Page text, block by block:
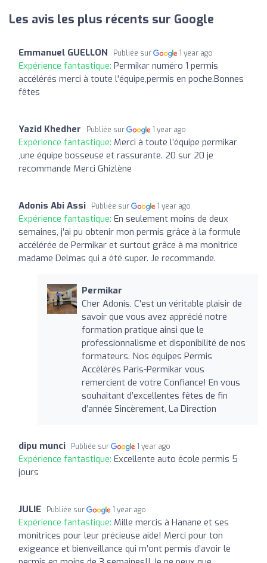
Les avis les plus récents sur Google
Emmanuel GUELLON Publiée sur 1 year ago
Expérience fantastique: Permikar numéro 1 permis
accélérés merci à toute l'équipe,permis en poche.Bonnes
fêtes
Yazid Khedher Publiée sur 1 year ago
Expérience fantastique: Merci à toute l’équipe permikar
,une équipe bosseuse et rassurante. 20 sur 20 je
recommande Merci Ghizlène
Adonis Abi Assi Publiée sur 1 year ago
Expérience fantastique: En seulement moins de deux
semaines, j’ai pu obtenir mon permis grâce à la formule
accélérée de Permikar et surtout grâce à ma monitrice
madame Delmas qui a été super. Je recommande.
Permikar
Cher Adonis, C'est un véritable plaisir de
savoir que vous avez apprécié notre
formation pratique ainsi que le
professionnalisme et disponibilité de nos
formateurs. Nos équipes Permis
Accélérés Paris-Permikar vous
remercient de votre Confiance! En vous
souhaitant d’excellentes fêtes de fin
d’année Sincèrement, La Direction
dipu munci Publiée sur 1 year ago
Expérience fantastique: Excellente auto école permis 5
jours
JULIE Publiée sur 1 year ago
Expérience fantastique: Mille mercis à Hanane et ses
monitrices pour leur précieuse aide! Merci pour ton
exigeance et bienveillance qui m’ont permis d’avoir le